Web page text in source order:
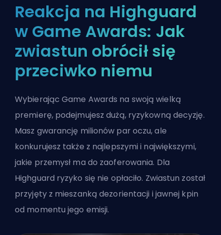
Reakcja na Highguard
w Game Awards: Jak
zwiastun obrócił się
przeciwko niemu
Wybierając Game Awards na swoją wielką
premierę, podejmujesz dużą, ryzykowną decyzję.
Masz gwarancję milionów par oczu, ale
konkurujesz także z najlepszymi i największymi,
jakie przemysł ma do zaoferowania. Dla
Highguard ryzyko się nie opłaciło. Zwiastun został
przyjęty z mieszanką dezorientacji i jawnej kpin
od momentu jego emisji.